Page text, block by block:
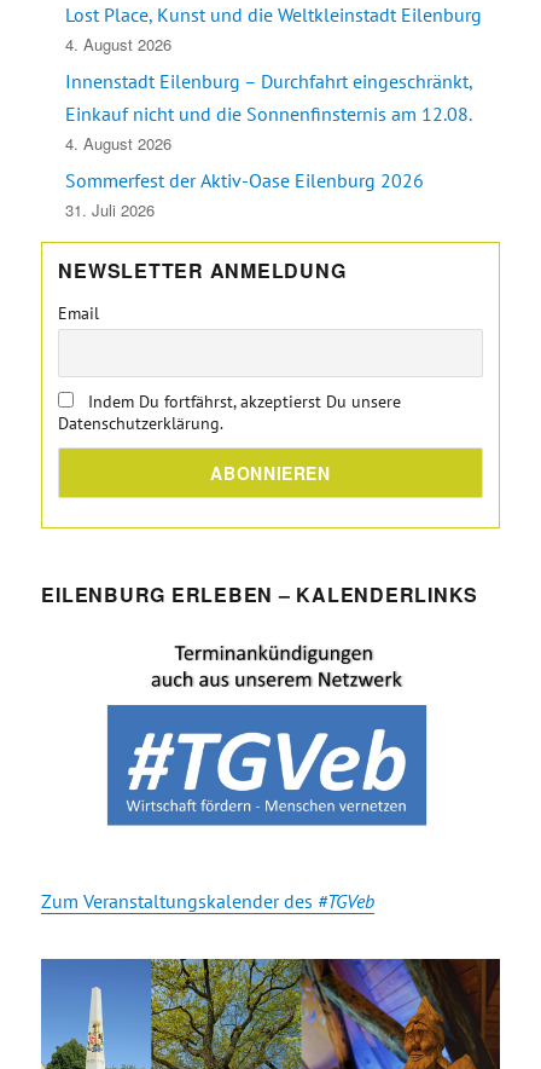
Lost Place, Kunst und die Weltkleinstadt Eilenburg
4. August 2026
Innenstadt Eilenburg – Durchfahrt eingeschränkt,
Einkauf nicht und die Sonnenfinsternis am 12.08.
4. August 2026
Sommerfest der Aktiv-Oase Eilenburg 2026
31. Juli 2026
NEWSLETTER ANMELDUNG
Email
Indem Du fortfährst, akzeptierst Du unsere
Datenschutzerklärung.
EILENBURG ERLEBEN – KALENDERLINKS
Zum Veranstaltungskalender des #TGVeb